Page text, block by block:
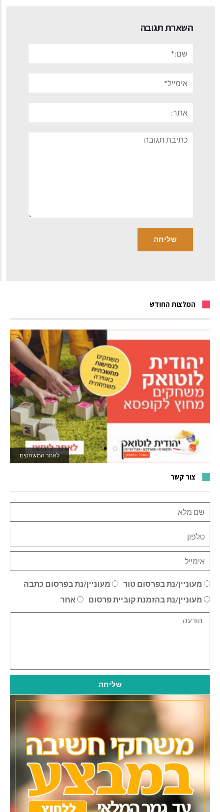
השארת תגובה
תגובה
המלצות החודש
לאתר המשחקים
צור קשר
מעוניין/נת בפרסום טור
מעוניין/נת בפרסום כתבה
מעוניין/נת בהזמנת קוביית פרסום
אחר
שליחה